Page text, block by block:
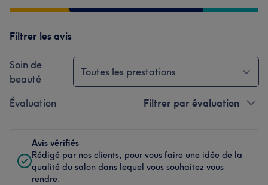
Filtrer les avis
Soin de
beauté
Toutes les prestations
Évaluation Filtrer par évaluation
Avis vérifiés
Rédigé par nos clients, pour vous faire une idée de la
qualité du salon dans lequel vous souhaitez vous
rendre.